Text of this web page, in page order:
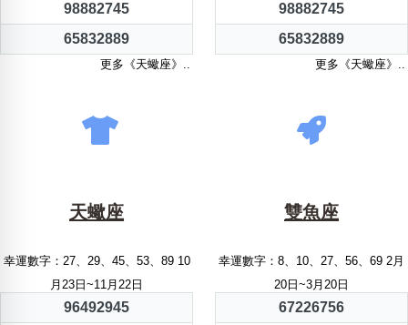
98882745
65832889
更多《天蠍座》..
98882745
65832889
更多《天蠍座》..
天蠍座
幸運數字：27、29、45、53、89 10
月23日~11月22日
96492945
雙魚座
幸運數字：8、10、27、56、69 2月
20日~3月20日
67226756